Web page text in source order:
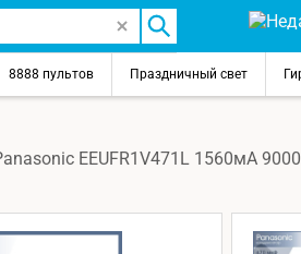
8888 пультов Праздничный свет
EEUFR1V471L 1560мА